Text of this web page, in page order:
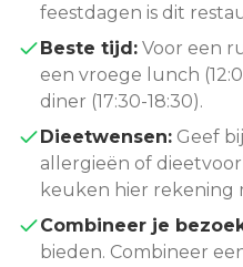
feestdagen is dit
Beste tijd: Voor een
een vroege lunch
diner (17:30-18:30).
Dieetwensen: Geef
allergieën of
keuken hier rekening
Combineer je
bieden. Combineer